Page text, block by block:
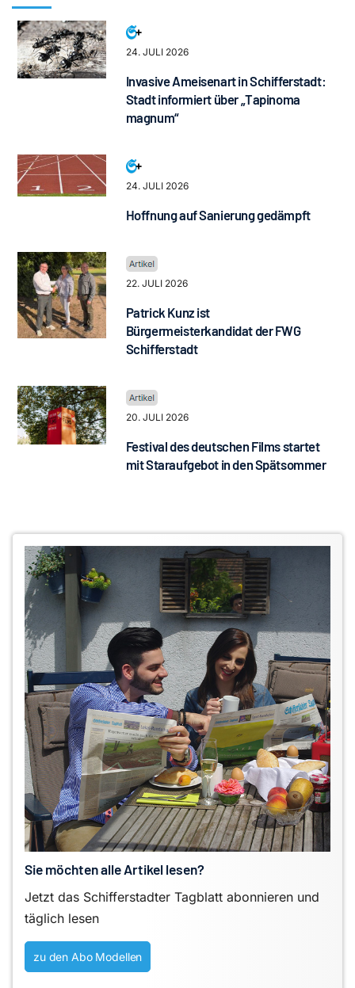
24. JULI 2026
Invasive Ameisenart in Schifferstadt:
Stadt informiert über „Tapinoma
magnum“
24. JULI 2026
Hoffnung auf Sanierung gedämpft
22. JULI 2026
Patrick Kunz ist
Bürgermeisterkandidat der FWG
Schifferstadt
20. JULI 2026
Festival des deutschen Films startet
mit Staraufgebot in den Spätsommer
Sie möchten alle Artikel lesen?
Jetzt das Schifferstadter Tagblatt abonnieren und
täglich lesen
zu den Abo Modellen